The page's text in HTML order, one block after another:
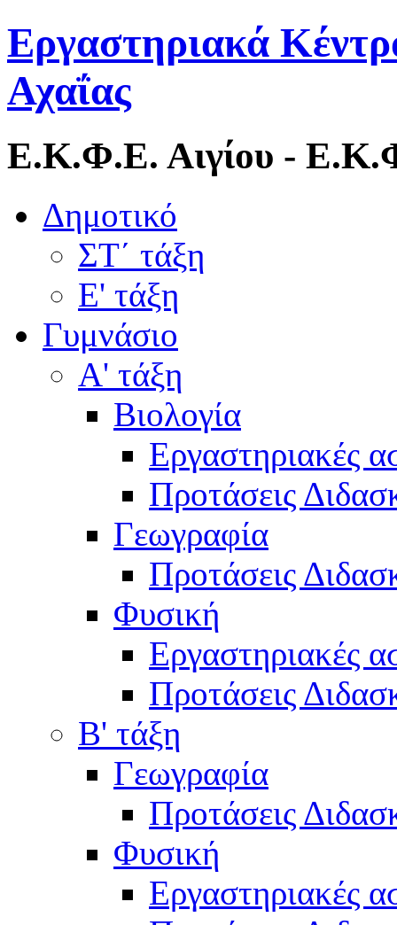
Εργαστηριακά
Αχαΐας
Ε.Κ.Φ.Ε. Αιγίου -
Δημοτικό
ΣΤ΄ τάξη
Ε' τάξη
Γυμνάσιο
Α' τάξη
Βιολογία
Εργαστηριακές
Προτάσεις
Γεωγραφία
Προτάσεις
Φυσική
Εργαστηριακές
Προτάσεις
Β' τάξη
Γεωγραφία
Προτάσεις
Φυσική
Εργαστηριακές